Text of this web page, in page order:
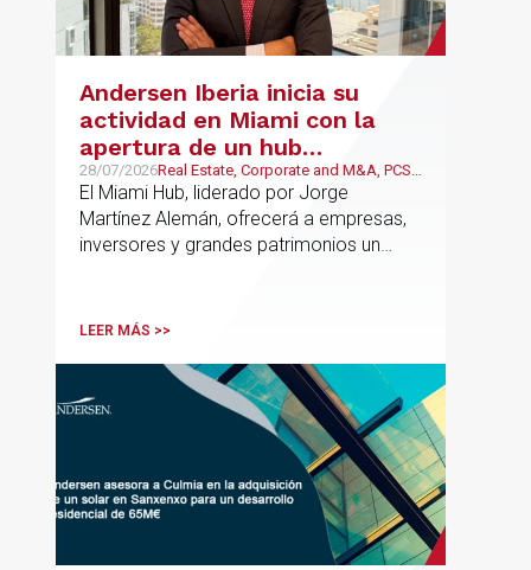
Andersen Iberia inicia su
actividad en Miami con la
apertura de un hub
estratégico para reforzar el
asesoramiento fiscal, legal y
patrimonial conectando
Europa y Latinoamérica
28/07/2026Real Estate, Corporate and M&A, PCS,
Wealth Management & Family
Business
El Miami Hub, liderado por Jorge
Martínez Alemán, ofrecerá a empresas,
inversores y grandes patrimonios un
Latinoamérica y otros mercados
LEER MÁS >>